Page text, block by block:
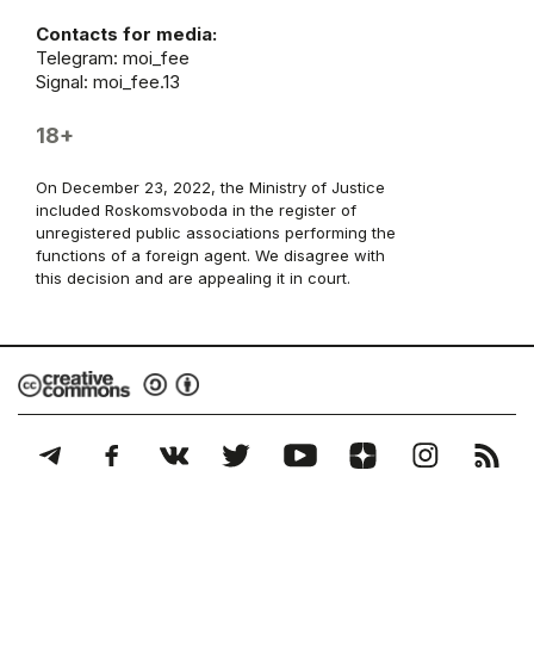
Contacts for media:
Telegram: moi_fee
Signal: moi_fee.13
18+
On December 23, 2022, the Ministry of Justice
included Roskomsvoboda in the register of
unregistered public associations performing the
functions of a foreign agent. We disagree with
this decision and are appealing it in court.